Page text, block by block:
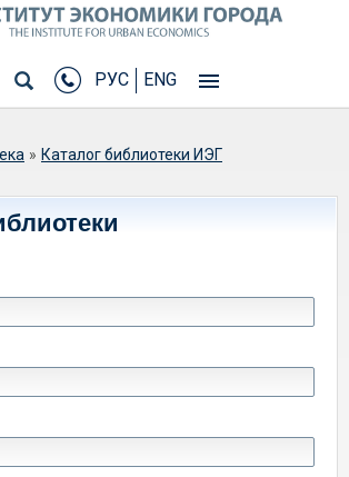
РУС ENG
» Каталог библиотеки ИЭГ